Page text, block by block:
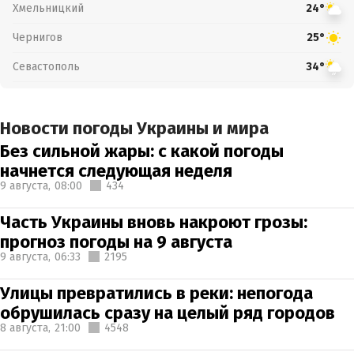
Хмельницкий 24°
Чернигов 25°
Севастополь 34°
Новости погоды Украины и мира
Без сильной жары: с какой погоды
начнется следующая неделя
9 августа, 08:00 434
Часть Украины вновь накроют грозы:
прогноз погоды на 9 августа
9 августа, 06:33 2195
Улицы превратились в реки: непогода
обрушилась сразу на целый ряд городов
8 августа, 21:00 4548